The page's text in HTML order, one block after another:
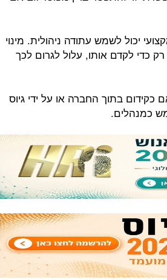
יכול לשמש עתודה ניהולית. מינוי
רק כדי לקדם אותו, עלול לגרום לכך
כקידום בתוך החברה או על ידי גיוס
כמנהלים.